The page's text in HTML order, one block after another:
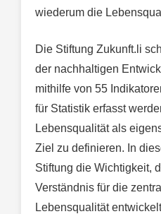
wiederum die
Die Stiftung Zukunft.li
der nachhaltigen
mithilfe von 55
für Statistik erfasst
Lebensqualität als
Ziel zu definieren. In
Stiftung die Wichtigkeit,
Verständnis für die
Lebensqualität